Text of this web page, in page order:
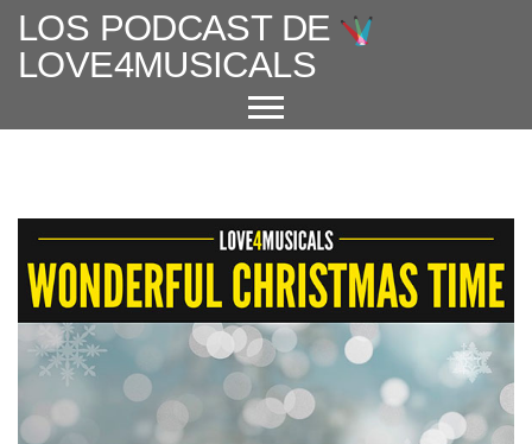
LOS PODCAST DE
LOVE4MUSICALS
CUÉNTAME UN MUSICAL
EL MUSICAL EN ESPAÑA
ENTREVISTAS
GRANDES AUTORES
PROTAGONISTAS